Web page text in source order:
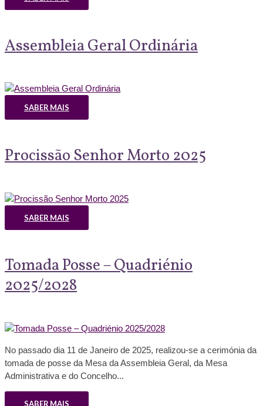
Assembleia Geral Ordinária
SABER MAIS
Procissão Senhor Morto 2025
SABER MAIS
Tomada Posse – Quadriénio
2025/2028
No passado dia 11 de Janeiro de 2025, realizou-se a cerimónia da
tomada de posse da Mesa da Assembleia Geral, da Mesa
Administrativa e do Concelho...
SABER MAIS